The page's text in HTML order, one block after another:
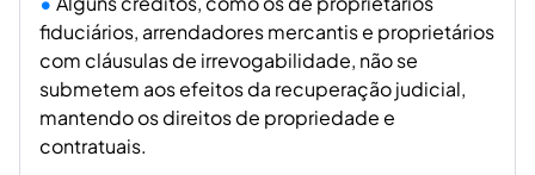
fiduciários, arrendadores mercantis e proprietários
com cláusulas de irrevogabilidade, não se
submetem aos efeitos da recuperação judicial,
mantendo os direitos de propriedade e
contratuais.